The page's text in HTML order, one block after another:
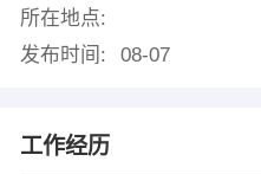
所在地点:
发布时间:
08-07
工作经历